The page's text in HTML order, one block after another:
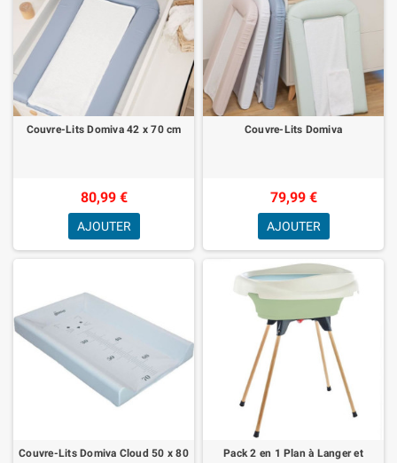
Couvre-Lits Domiva 42 x 70 cm
80,99 €
AJOUTER
Couvre-Lits Domiva
79,99 €
AJOUTER
Couvre-Lits Domiva Cloud 50 x 80
Pack 2 en 1 Plan à Langer et